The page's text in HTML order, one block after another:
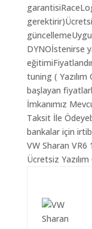
DYNOİstenirse
tuning (
başlayan
İmkanımız
Taksit İle
bankalar için
VW Sharan VR6
Ücretsiz